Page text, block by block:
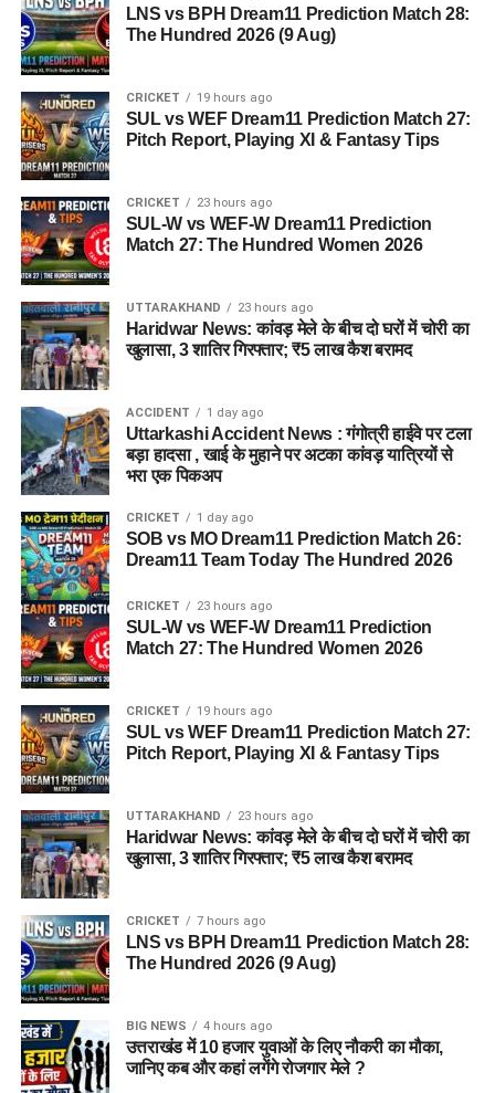
LNS vs BPH Dream11 Prediction Match 28:
The Hundred 2026 (9 Aug)
CRICKET 19 hours ago
SUL vs WEF Dream11 Prediction Match 27:
Pitch Report, Playing XI & Fantasy Tips
CRICKET 23 hours ago
SUL-W vs WEF-W Dream11 Prediction
Match 27: The Hundred Women 2026
UTTARAKHAND 23 hours ago
Haridwar News: कांवड़ मेले के बीच दो घरों में चोरी का
खुलासा, 3 शातिर गिरफ्तार; ₹5 लाख कैश बरामद
ACCIDENT 1 day ago
Uttarkashi Accident News : गंगोत्री हाईवे पर टला
बड़ा हादसा , खाई के मुहाने पर अटका कांवड़ यात्रियों से
भरा एक पिकअप
CRICKET 1 day ago
SOB vs MO Dream11 Prediction Match 26:
Dream11 Team Today The Hundred 2026
CRICKET 23 hours ago
SUL-W vs WEF-W Dream11 Prediction
Match 27: The Hundred Women 2026
CRICKET 19 hours ago
SUL vs WEF Dream11 Prediction Match 27:
Pitch Report, Playing XI & Fantasy Tips
UTTARAKHAND 23 hours ago
Haridwar News: कांवड़ मेले के बीच दो घरों में चोरी का
खुलासा, 3 शातिर गिरफ्तार; ₹5 लाख कैश बरामद
CRICKET 7 hours ago
LNS vs BPH Dream11 Prediction Match 28:
The Hundred 2026 (9 Aug)
BIG NEWS 4 hours ago
उत्तराखंड में 10 हजार युवाओं के लिए नौकरी का मौका,
जानिए कब और कहां लगेंगे रोजगार मेले ?